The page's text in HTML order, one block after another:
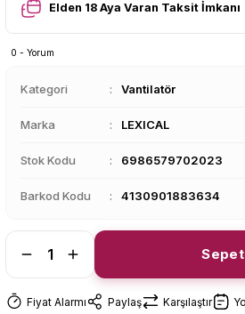
Elden 18 Aya Varan Taksit İmkanı
0 - Yorum
Kategori Vantilatör
Marka LEXICAL
Stok Kodu 6986579702023
Barkod Kodu 4130901883634
Fiyat Alarmı Paylaş Karşılaştır